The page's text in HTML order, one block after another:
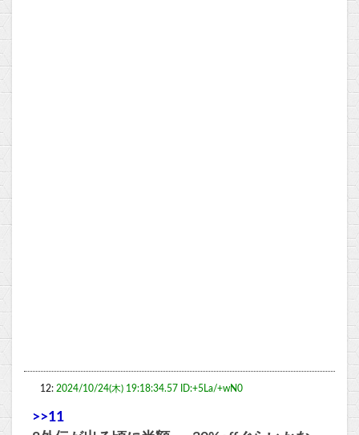
12: 2024/10/24(木) 19:18:34.57 ID:+5La/+wN0
>>11